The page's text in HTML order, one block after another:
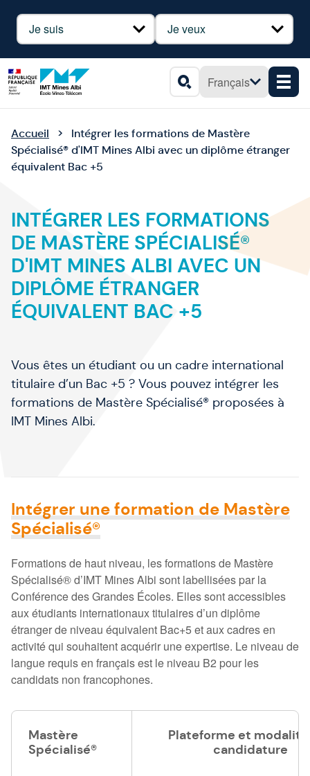
Profil Besoin
Rechercher
Français
Accueil
Intégrer les formations de Mastère
Spécialisé® d'IMT Mines Albi avec un diplôme étranger
équivalent Bac +5
INTÉGRER LES FORMATIONS
DE MASTÈRE SPÉCIALISÉ®
D'IMT MINES ALBI AVEC UN
DIPLÔME ÉTRANGER
ÉQUIVALENT BAC +5
Vous êtes un étudiant ou un cadre international
titulaire d’un Bac +5 ? Vous pouvez intégrer les
formations de Mastère Spécialisé® proposées à
IMT Mines Albi.
Intégrer une formation de Mastère
Spécialisé®
Formations de haut niveau, les formations de Mastère
Spécialisé® d’IMT Mines Albi sont labellisées par la
Conférence des Grandes Écoles. Elles sont accessibles
aux étudiants internationaux titulaires d’un diplôme
étranger de niveau équivalent Bac+5 et aux cadres en
activité qui souhaitent acquérir une expertise. Le niveau de
langue requis en français est le niveau B2 pour les
candidats non francophones.
Mastère
Spécialisé®
Plateforme et
candidature